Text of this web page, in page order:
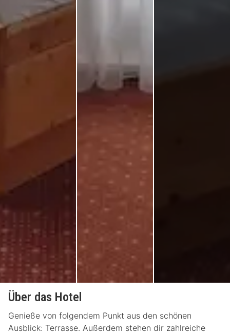
Über das Hotel
Genieße von folgendem Punkt aus den schönen
Ausblick: Terrasse. Außerdem stehen dir zahlreiche